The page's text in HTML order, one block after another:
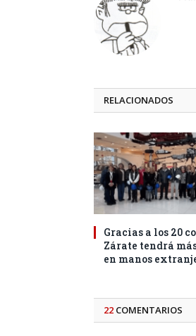
RELACIONADOS
Gracias a los 20
Zárate tendrá
en manos
22 COMENTARIOS